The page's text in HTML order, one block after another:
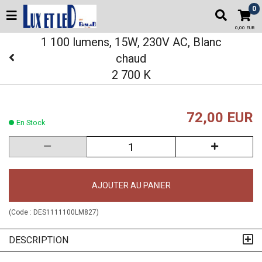
0
0,00 EUR
1 100 lumens, 15W, 230V AC, Blanc
chaud
2 700 K
En Stock 72,00 EUR
AJOUTER AU PANIER
(Code : DES1111100LM827)
DESCRIPTION